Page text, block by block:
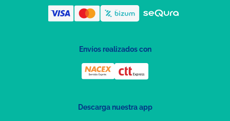
Envíos realizados con
Descarga nuestra app